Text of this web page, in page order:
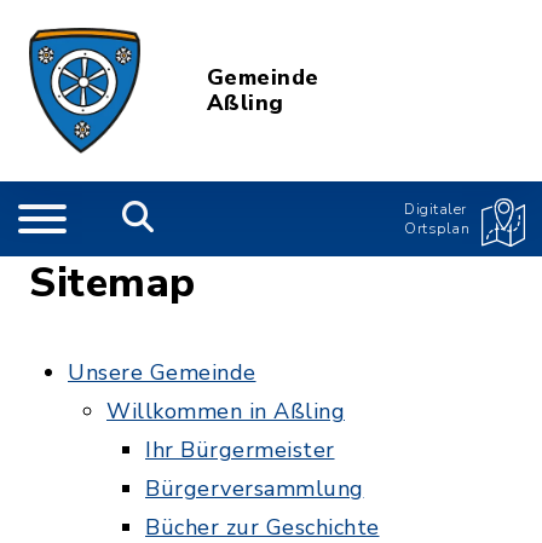
Gemeinde
Aßling
Digitaler
Ortsplan
Sitemap
Unsere Gemeinde
Willkommen in Aßling
Ihr Bürgermeister
Bürgerversammlung
Bücher zur Geschichte